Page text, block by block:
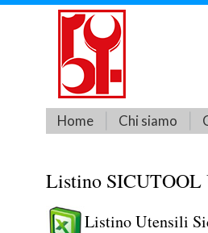
Home Chi siamo
Listino SICUTOOL
Listino Utensili